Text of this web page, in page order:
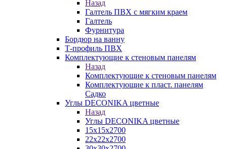
Назад
Галтель ПВХ с мягким краем
Галтель
Фурнитура
Бордюр на ванну
Т-профиль ПВХ
Комплектующие к стеновым панелям
Назад
Комплектующие к стеновым панелям
Комплектующие к пласт. панелям
Садко
Углы DECONIKA цветные
Назад
Углы DECONIKA цветные
15х15х2700
22х22х2700